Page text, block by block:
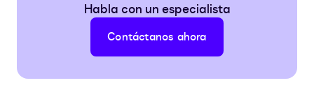
Habla con un especialista
Contáctanos ahora